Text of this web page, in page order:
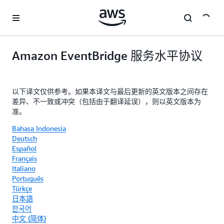
Amazon EventBridge 服务水平协议
以下译文仅供参考。如果本译文与最后更新的英文版本之间存在
差异、不一致或冲突（包括由于翻译延误），则以英文版本为
准。
Bahasa Indonesia
Deutsch
Español
Français
Italiano
Português
Türkçe
日本語
한국어
中文 (简体)